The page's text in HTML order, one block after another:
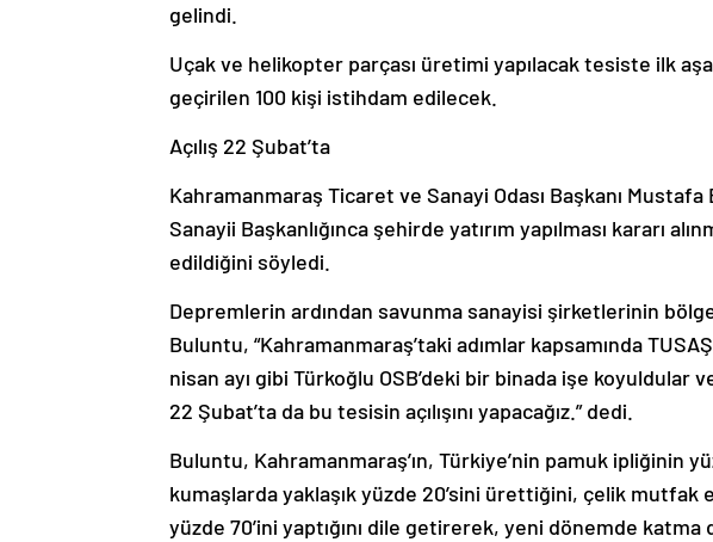
gelindi.
Uçak ve helikopter parçası üretimi yapılacak tesiste ilk
geçirilen 100 kişi istihdam edilecek.
Açılış 22 Şubat’ta
Kahramanmaraş Ticaret ve Sanayi Odası Başkanı
Sanayii Başkanlığınca şehirde yatırım yapılması kararı
edildiğini söyledi.
Depremlerin ardından savunma sanayisi şirketlerinin
Buluntu, “Kahramanmaraş’taki adımlar kapsamında
nisan ayı gibi Türkoğlu OSB’deki bir binada işe koyuldular
22 Şubat’ta da bu tesisin açılışını yapacağız.” dedi.
Buluntu, Kahramanmaraş’ın, Türkiye’nin pamuk ipliğinin
kumaşlarda yaklaşık yüzde 20’sini ürettiğini, çelik
yüzde 70’ini yaptığını dile getirerek, yeni dönemde